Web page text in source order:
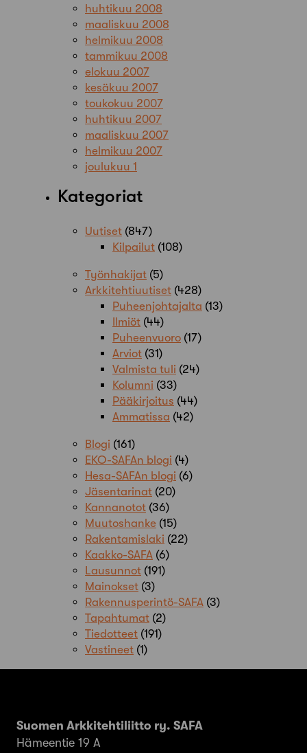
huhtikuu 2008
maaliskuu 2008
helmikuu 2008
tammikuu 2008
elokuu 2007
kesäkuu 2007
toukokuu 2007
huhtikuu 2007
maaliskuu 2007
helmikuu 2007
joulukuu 1
Kategoriat
Uutiset (847)
Kilpailut (108)
Työnhakijat (5)
Arkkitehtiuutiset (428)
Puheenjohtajalta (13)
Ilmiöt (44)
Puheenvuoro (17)
Arviot (31)
Valmista tuli (24)
Kolumni (33)
Pääkirjoitus (44)
Ammatissa (42)
Blogi (161)
EKO-SAFAn blogi (4)
Hesa-SAFAn blogi (6)
Jäsentarinat (20)
Kannanotot (36)
Muutoshanke (15)
Rakentamislaki (22)
Kaakko-SAFA (6)
Lausunnot (191)
Mainokset (3)
Rakennusperintö-SAFA (3)
Tapahtumat (2)
Tiedotteet (191)
Vastineet (1)
Suomen Arkkitehtiliitto ry. SAFA
Hämeentie 19 A